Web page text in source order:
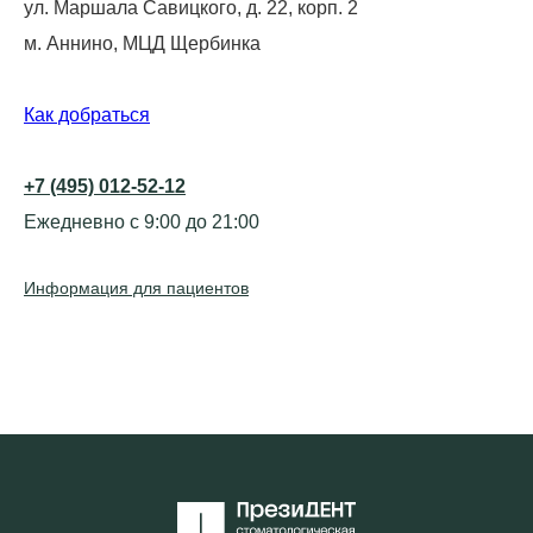
ул. Маршала Савицкого, д. 22, корп. 2
м. Аннино, МЦД Щербинка
Как добраться
+7 (495) 012-52-12
Ежедневно с 9:00 до 21:00
Информация для пациентов